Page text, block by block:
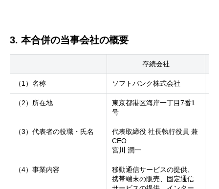
3. 本合併の当事会社の概要
存続会社
（1）名称 ソフトバンク株式会社
（2）所在地
東京都港区海岸一丁目7番1
号
（3）代表者の役職・氏名
代表取締役 社長執行役員 兼
CEO
宮川 潤一
（4）事業内容
移動通信サービスの提供、
携帯端末の販売、固定通信